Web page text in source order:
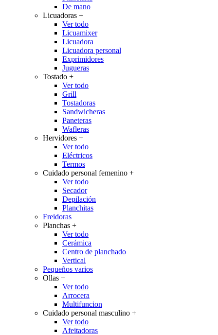
De mano
Licuadoras +
Ver todo
Licuamixer
Licuadora
Licuadora personal
Exprimidores
Jugueras
Tostado +
Ver todo
Grill
Tostadoras
Sandwicheras
Paneteras
Wafleras
Hervidores +
Ver todo
Eléctricos
Termos
Cuidado personal femenino +
Ver todo
Secador
Depilación
Planchitas
Freidoras
Planchas +
Ver todo
Cerámica
Centro de planchado
Vertical
Pequeños varios
Ollas +
Ver todo
Arrocera
Multifuncion
Cuidado personal masculino +
Ver todo
Afeitadoras